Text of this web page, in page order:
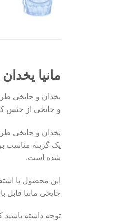
مانیا یخدان
و جایخی از جنس کریستال مقاوم ساخته شده و
یخدان و جایخی
یک گزینه مناسب
شده است.
این محصول با
جایخی مانیا
توجه داشته